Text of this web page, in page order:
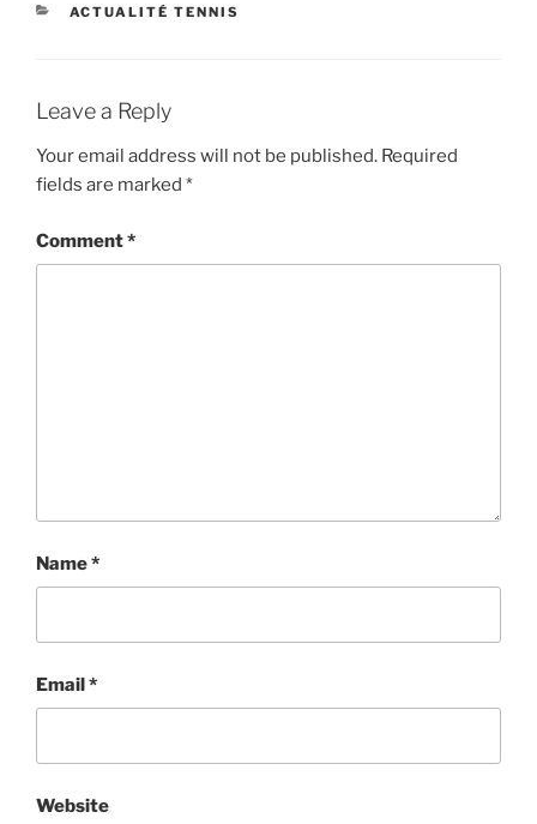
CATEGORIES
ACTUALITÉ TENNIS
Leave a Reply
Your email address will not be published. Required
fields are marked *
Comment*
Name*
Email*
Website